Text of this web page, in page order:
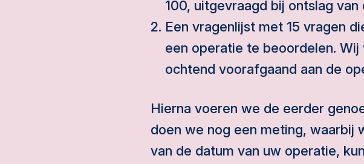
100, uitgevraagd bij ontslag
Een vragenlijst met 15 vragen
een operatie te beoordelen.
ochtend voorafgaand aan de
Hierna voeren we de eerder
doen we nog een meting, waarbij
van de datum van uw operatie,